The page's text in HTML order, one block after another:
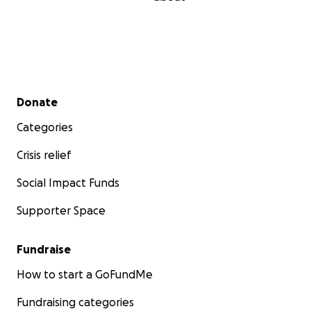
Secondary menu
Donate
Categories
Crisis relief
Social Impact Funds
Supporter Space
Fundraise
How to start a GoFundMe
Fundraising categories